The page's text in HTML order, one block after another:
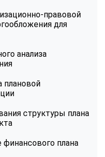
правовой
для
анализа
плановой
структуры плана
плана